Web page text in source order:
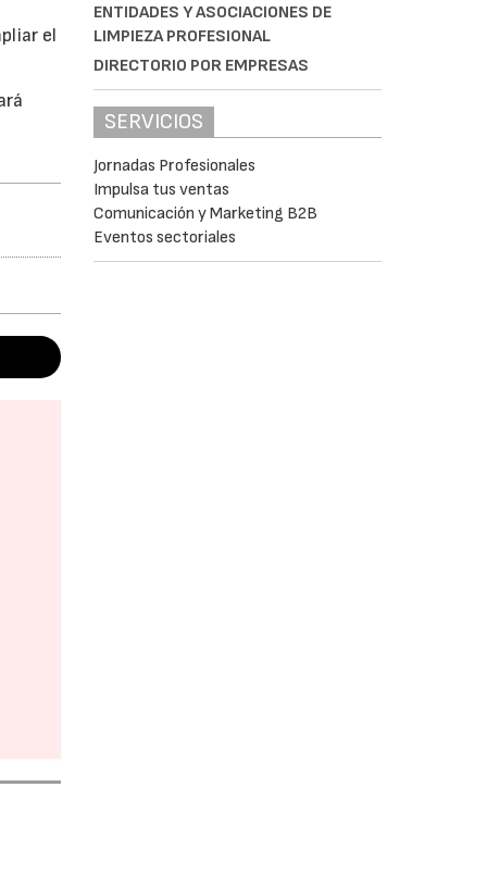
el
ENTIDADES Y ASOCIACIONES DE
LIMPIEZA PROFESIONAL
DIRECTORIO POR EMPRESAS
SERVICIOS
Jornadas Profesionales
Impulsa tus ventas
Comunicación y Marketing B2B
Eventos sectoriales